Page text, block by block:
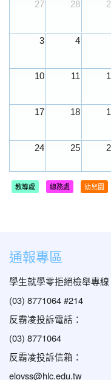
27
28
3 4
10 11
17 18
24 25
31
教導處 總務處 幼兒園
通報專區
學生就學零拒絕檢舉專線
(03) 8771064 #214
反霸凌投訴電話：
(03) 8771064
反霸凌投訴信箱：
elovss@hlc.edu.tw